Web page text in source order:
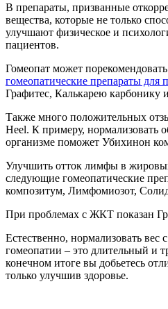
В препараты, призванные
вещества, которые не только
улучшают физическое и
пациентов.
Гомеопат может
гомеопатические препараты для
Графитес, Калькарею карбонику
Также много положительных
Heel. К примеру, нормализовать
организме поможет Убихинон
Улучшить отток лимфы в
следующие гомеопатические
композитум, Лимфомиозот,
При проблемах с ЖКТ показан
Естественно, нормализовать вес
гомеопатии – это длительный и
конечном итоге вы добьетесь
только улучшив здоровье.